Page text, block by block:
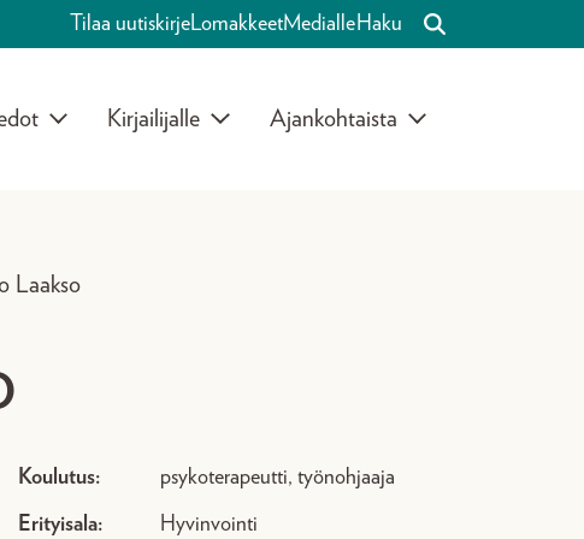
Tilaa uutiskirjeLomakkeetMedialleHaku
Kirjailijalle Ajankohtaista
Laakso
Koulutus: psykoterapeutti, työnohjaaja
Erityisala:
Hyvinvointi